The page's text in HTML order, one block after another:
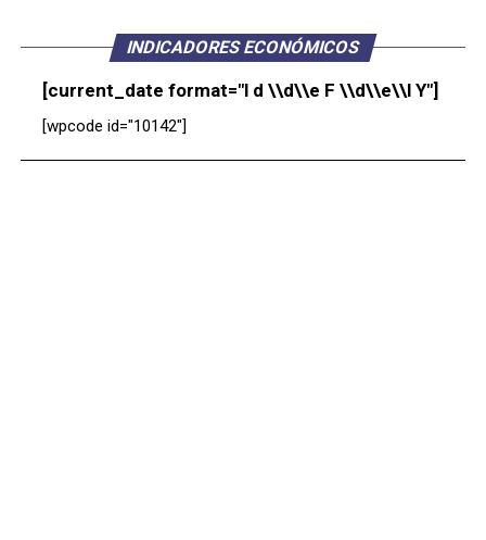
INDICADORES ECONÓMICOS
[current_date format="l d \\d\\e F \\d\\e\\l Y"]
[wpcode id="10142"]